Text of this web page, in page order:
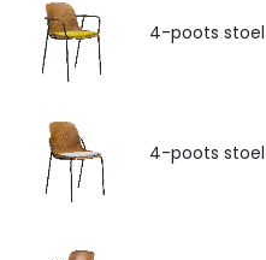
4-poots
4-poots